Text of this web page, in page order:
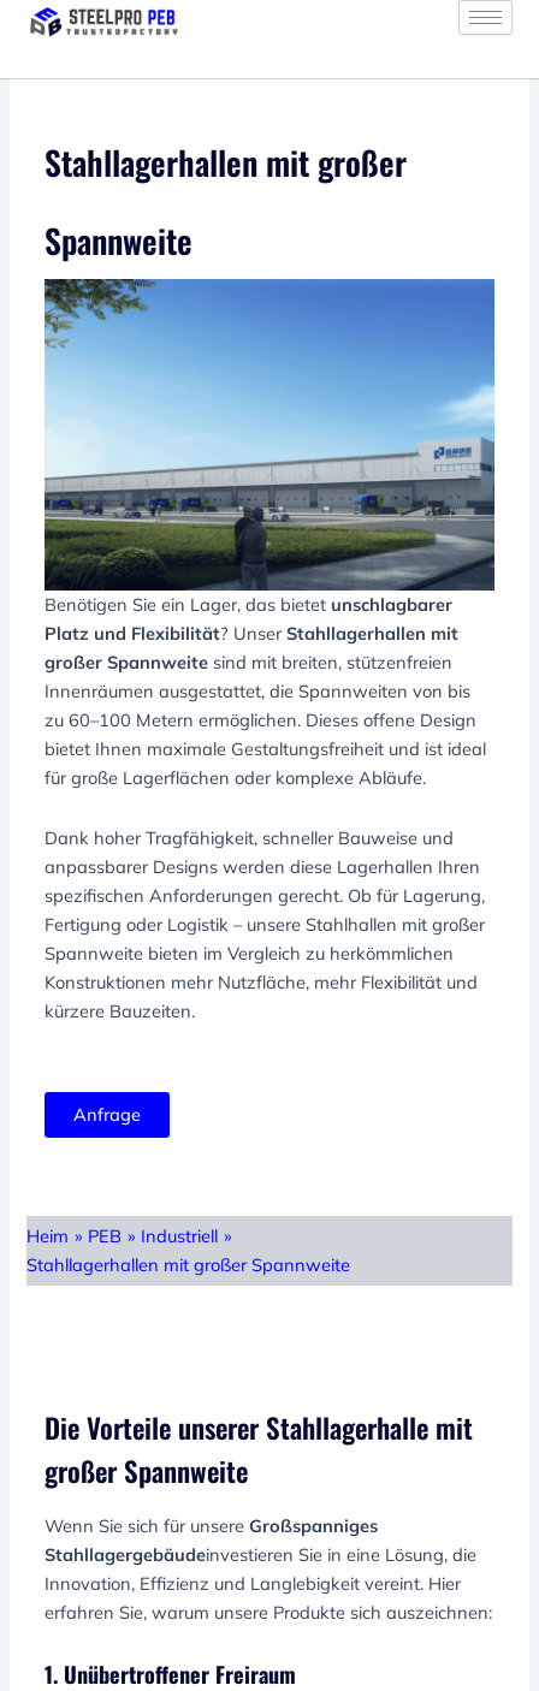
Zum
Inhalt
Stahllagerhallen mit großer
Spannweite
Benötigen Sie ein Lager, das bietet unschlagbarer
Platz und Flexibilität? UnserStahllagerhallen mit
großer Spannweite sind mit breiten, stützenfreien
Innenräumen ausgestattet, die Spannweiten von bis
zu 60–100 Metern ermöglichen. Dieses offene Design
bietet Ihnen maximale Gestaltungsfreiheit und ist ideal
für große Lagerflächen oder komplexe Abläufe.
Dank hoher Tragfähigkeit, schneller Bauweise und
anpassbarer Designs werden diese Lagerhallen Ihren
spezifischen Anforderungen gerecht. Ob für Lagerung,
Fertigung oder Logistik – unsere Stahlhallen mit großer
Spannweite bieten im Vergleich zu herkömmlichen
Konstruktionen mehr Nutzfläche, mehr Flexibilität und
kürzere Bauzeiten.
Anfrage
Heim » PEB » Industriell »
Stahllagerhallen mit großer Spannweite
Die Vorteile unserer Stahllagerhalle mit
großer Spannweite
Wenn Sie sich für unsereGroßspanniges
Stahllagergebäudeinvestieren Sie in eine Lösung, die
Innovation, Effizienz und Langlebigkeit vereint. Hier
erfahren Sie, warum unsere Produkte sich auszeichnen:
1. Unübertroffener Freiraum